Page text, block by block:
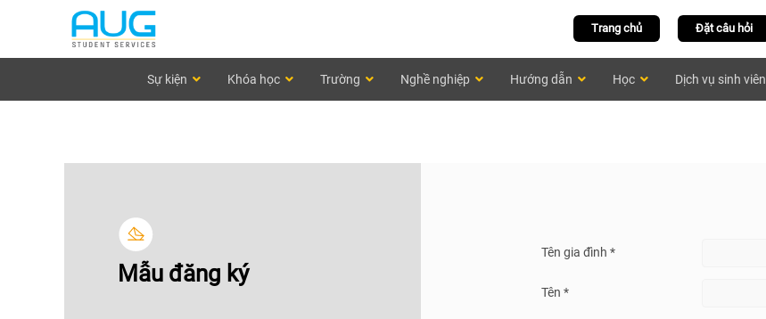
Đặt câu hỏi
Trang chủ
Sự kiện Khóa học Trường Nghề nghiệp Hướng dẫn Học Dịch vụ sinh viên
Mẫu đăng ký
Tên gia đình *
Tên *